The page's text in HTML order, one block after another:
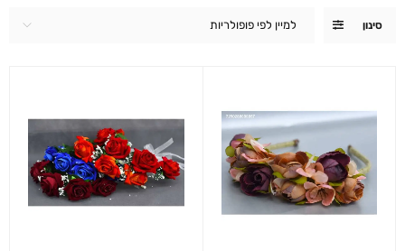
סינון למיין לפי פופולריות